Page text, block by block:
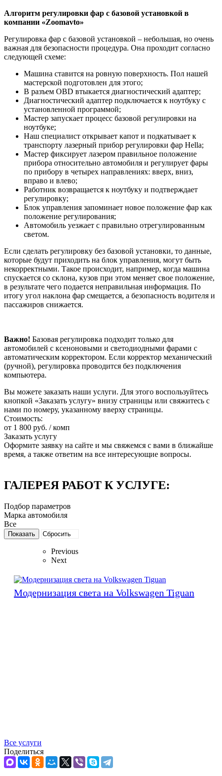
Алгоритм регулировки фар с базовой установкой в
компании «Zoomavto»
Регулировка фар с базовой установкой – небольшая, но очень
важная для безопасности процедура. Она проходит согласно
следующей схеме:
Машина ставится на ровную поверхность. Пол нашей
мастерской подготовлен для этого;
В разъем OBD втыкается диагностический адаптер;
Диагностический адаптер подключается к ноутбуку с
установленной программой;
Мастер запускает процесс базовой регулировки на
ноутбуке;
Наш специалист открывает капот и подкатывает к
транспорту лазерный прибор регулировки фар Hella;
Мастер фиксирует лазером правильное положение
прибора относительно автомобиля и регулирует фары
по прибору в четырех направлениях: вверх, вниз,
вправо и влево;
Работник возвращается к ноутбуку и подтверждает
регулировку;
Блок управления запоминает новое положение фар как
положение регулирования;
Автомобиль уезжает с правильно отрегулированным
светом.
Если сделать регулировку без базовой установки, то данные,
которые будут приходить на блок управления, могут быть
некорректными. Такое происходит, например, когда машина
спускается со склона, кузов при этом меняет свое положение,
в результате чего подается неправильная информация. По
итогу угол наклона фар смещается, а безопасность водителя и
пассажиров снижается.
Важно! Базовая регулировка подходит только для
автомобилей с ксеноновыми и светодиодными фарами с
автоматическим корректором. Если корректор механический
(ручной), регулировка проводится без подключения
компьютера.
Вы можете заказать наши услуги. Для этого воспользуйтесь
кнопкой «Заказать услугу» внизу страницы или свяжитесь с
нами по номеру, указанному вверху страницы.
Стоимость:
от 1 800 руб. / комп
Заказать услугу
Оформите заявку на сайте и мы свяжемся с вами в ближайше
время, а также ответим на все интересующие вопросы.
ГАЛЕРЕЯ РАБОТ К УСЛУГЕ:
Подбор параметров
Марка автомобиля
Все
Previous
Next
Модернизация света на Volkswagen Tiguan
Все услуги
Поделиться